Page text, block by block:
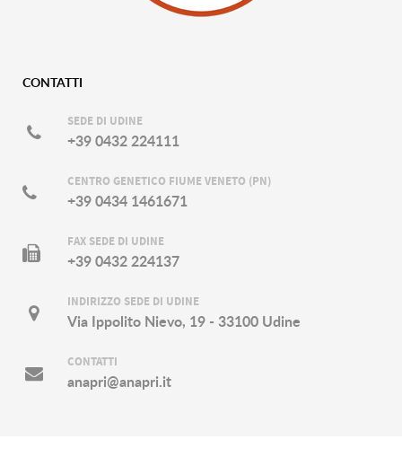
CONTATTI
SEDE DI UDINE
+39 0432 224111
CENTRO GENETICO FIUME VENETO (PN)
+39 0434 1461671
FAX SEDE DI UDINE
+39 0432 224137
INDIRIZZO SEDE DI UDINE
Via Ippolito Nievo, 19 - 33100 Udine
CONTATTI
anapri@anapri.it